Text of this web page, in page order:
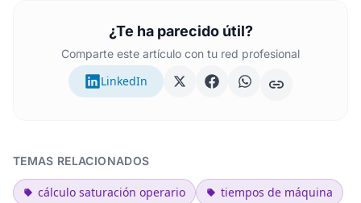
¿Te ha parecido útil?
Comparte este artículo con tu red profesional
LinkedIn
TEMAS RELACIONADOS
cálculo saturación operario
tiempos de máquina